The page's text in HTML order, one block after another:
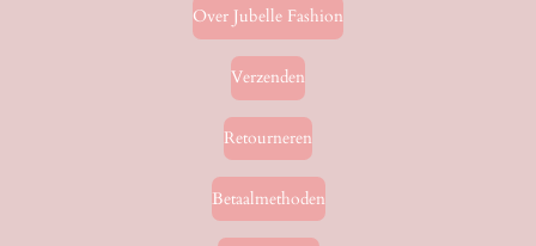
Over Jubelle Fashion
Verzenden
Retourneren
Betaalmethoden